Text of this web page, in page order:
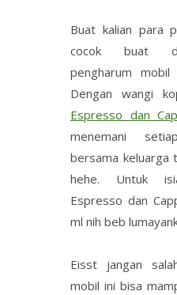
Buat kalian para
cocok buat
pengharum mobil
Dengan wangi
Espresso dan
menemani
bersama keluarga
hehe. Untuk
Espresso dan
ml nih beb
Eisst jangan
mobil ini bisa